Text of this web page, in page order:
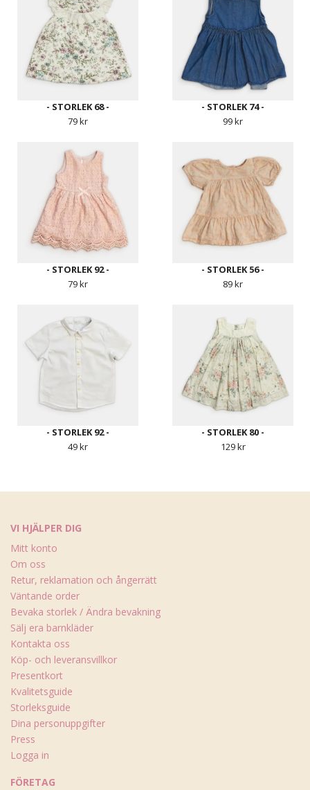
- STORLEK 68 -
79 kr
- STORLEK 74 -
99 kr
- STORLEK 92 -
79 kr
- STORLEK 56 -
89 kr
- STORLEK 92 -
49 kr
- STORLEK 80 -
129 kr
VI HJÄLPER DIG
Mitt konto
Om oss
Retur, reklamation och ångerrätt
Väntande order
Bevaka storlek / Ändra bevakning
Sälj era barnkläder
Kontakta oss
Köp- och leveransvillkor
Presentkort
Kvalitetsguide
Storleksguide
Dina personuppgifter
Press
Logga in
FÖRETAG